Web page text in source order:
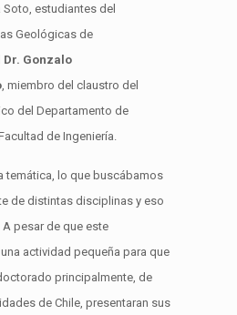
Soto, estudiantes del
Geológicas de
Dr. Gonzalo
, miembro del claustro del
del Departamento de
de Ingeniería.
temática, lo que buscábamos
de distintas disciplinas y eso
pesar de que este
actividad pequeña para que
principalmente, de
de Chile, presentaran sus